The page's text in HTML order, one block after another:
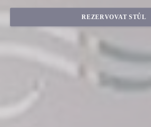
REZERVOVAT STŮL